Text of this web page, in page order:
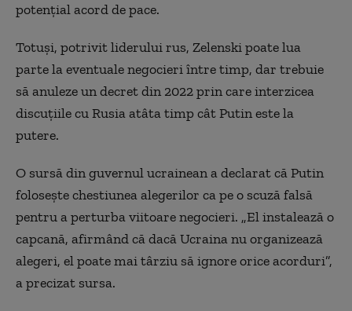
potenţial acord de pace.
Totuşi, potrivit liderului rus, Zelenski poate lua
parte la eventuale negocieri între timp, dar trebuie
să anuleze un decret din 2022 prin care interzicea
discuţiile cu Rusia atâta timp cât Putin este la
putere.
O sursă din guvernul ucrainean a declarat că Putin
foloseşte chestiunea alegerilor ca pe o scuză falsă
pentru a perturba viitoare negocieri. „El instalează o
capcană, afirmând că dacă Ucraina nu organizează
alegeri, el poate mai târziu să ignore orice acorduri”,
a precizat sursa.